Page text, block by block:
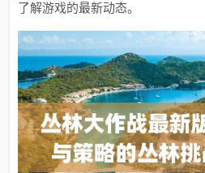
了解游戏的最新动态。